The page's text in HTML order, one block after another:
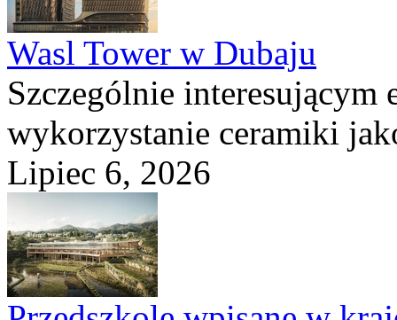
Wasl Tower w Dubaju
Szczególnie interesującym
wykorzystanie ceramiki
Lipiec 6, 2026